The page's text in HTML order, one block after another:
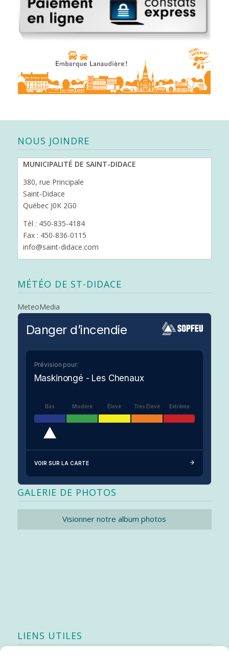
NOUS JOINDRE
MUNICIPALITÉ DE SAINT-DIDACE
380, rue Principale
Saint-Didace
Québec J0K 2G0
Tél : 450-835-4184
Fax : 450-836-0115
info@saint-didace.com
MÉTÉO DE ST-DIDACE
MeteoMedia
Danger d’incendie
Prévision pour:
Maskinongé - Les Chenaux
Bas Modéré Élevé Très Élevé Extrême
VOIR SUR LA CARTE
GALERIE DE PHOTOS
Visionner notre album photos
LIENS UTILES